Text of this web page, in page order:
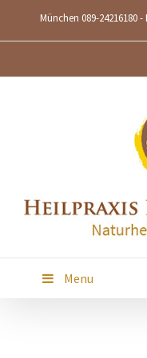
München 089-24216180 -
Menu